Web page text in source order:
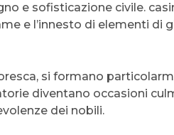
e sofisticazione civile.
e l’innesto di elementi di
si formano
diventano occasioni
dei nobili.